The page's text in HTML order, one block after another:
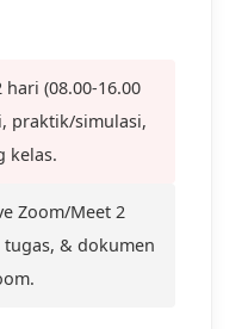
hari (08.00-16.00
praktik/simulasi,
kelas.
Zoom/Meet 2
& dokumen